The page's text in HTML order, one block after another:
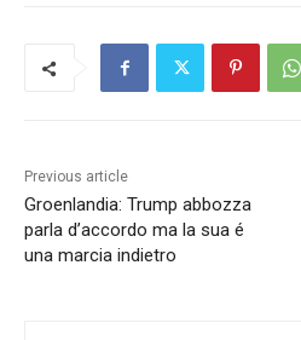
Previous article
Groenlandia: Trump abbozza
parla d’accordo ma la sua é
una marcia indietro